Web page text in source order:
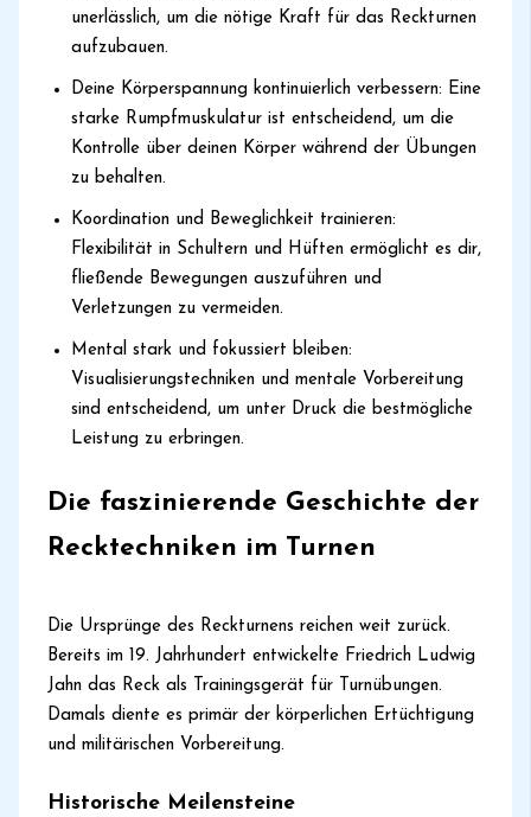
unerlässlich, um die nötige Kraft für das Reckturnen
aufzubauen.
Deine Körperspannung kontinuierlich verbessern: Eine
starke Rumpfmuskulatur ist entscheidend, um die
Kontrolle über deinen Körper während der Übungen
zu behalten.
Koordination und Beweglichkeit trainieren:
Flexibilität in Schultern und Hüften ermöglicht es dir,
fließende Bewegungen auszuführen und
Verletzungen zu vermeiden.
Mental stark und fokussiert bleiben:
Visualisierungstechniken und mentale Vorbereitung
sind entscheidend, um unter Druck die bestmögliche
Leistung zu erbringen.
Die faszinierende Geschichte der
Recktechniken im Turnen
Die Ursprünge des Reckturnens reichen weit zurück.
Bereits im 19. Jahrhundert entwickelte Friedrich Ludwig
Jahn das Reck als Trainingsgerät für Turnübungen.
Damals diente es primär der körperlichen Ertüchtigung
und militärischen Vorbereitung.
Historische Meilensteine